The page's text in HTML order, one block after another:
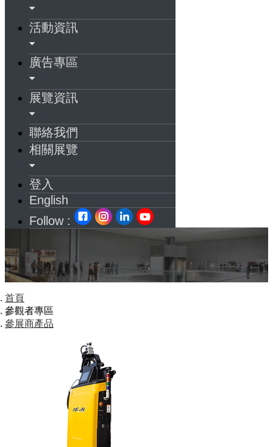
活動資訊
廣告專區
展覽資訊
聯絡我們
相關展覽
登入
English
Follow :
首頁
參觀者專區
參展商產品